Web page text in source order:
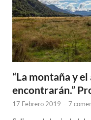
“La montaña y
encontrarán.”
17 Febrero 2019 - 7